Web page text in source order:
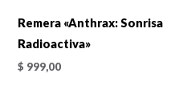
Remera «Anthrax: Sonrisa
Radioactiva»
$ 999,00